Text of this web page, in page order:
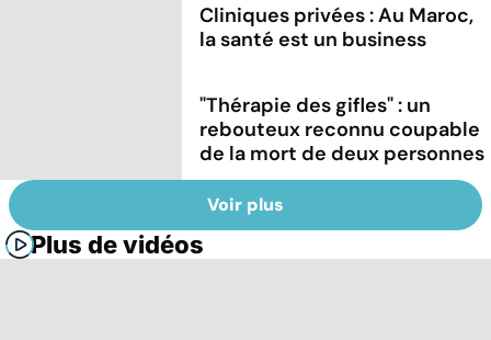
Cliniques privées : Au Maroc,
la santé est un business
"Thérapie des gifles" : un
rebouteux reconnu coupable
de la mort de deux personnes
Voir plus
Plus de vidéos